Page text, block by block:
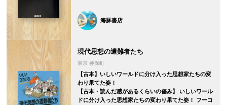
海豚書店
現代思想の遭難者たち
東京 神保町
【古本】いしいワールドに分け入った思想家たちの変
わり果てた姿！
【古本・読んだ感があるくらいの傷み】 いしいワール
ドに分け入った思想家たちの変わり果てた姿！ フーコ